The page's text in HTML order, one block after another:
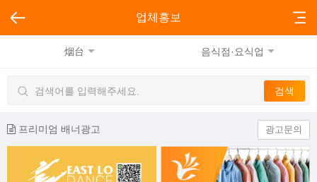
업체홍보
烟台 음식점·요식업
프리미엄 배너광고 광고문의